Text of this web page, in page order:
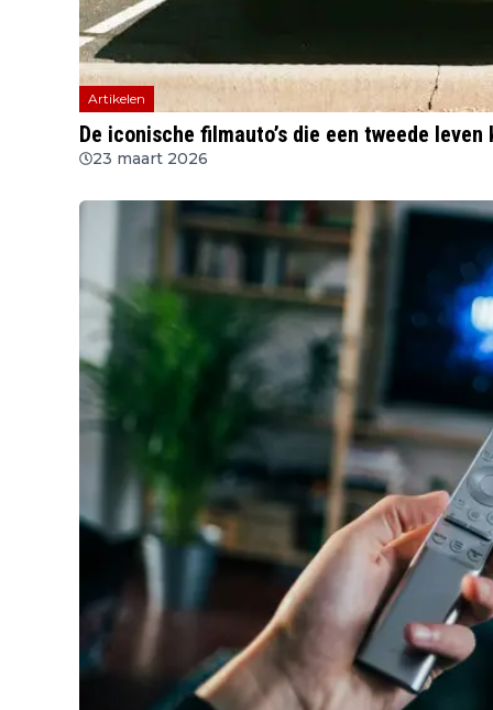
Artikelen
De iconische filmauto’s die een tweede leven
23 maart 2026